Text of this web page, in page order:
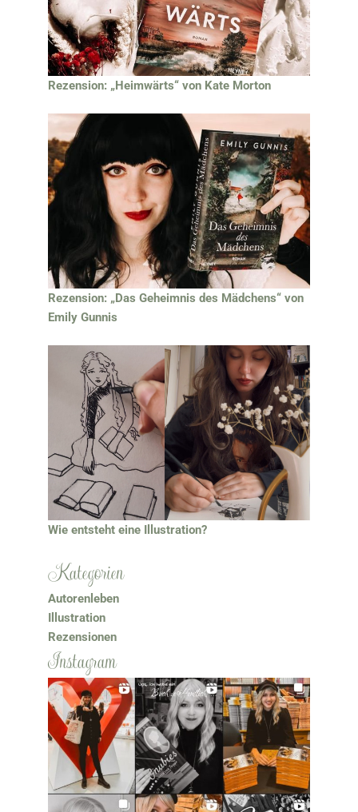
Rezension: „Heimwärts“ von Kate Morton
Rezension: „Das Geheimnis des Mädchens“ von
Emily Gunnis
Wie entsteht eine Illustration?
Kategorien
Autorenleben
Illustration
Rezensionen
Instagram